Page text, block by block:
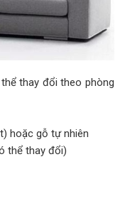
thay đổi theo phòng
hoặc gỗ tự nhiên
thể thay đổi)